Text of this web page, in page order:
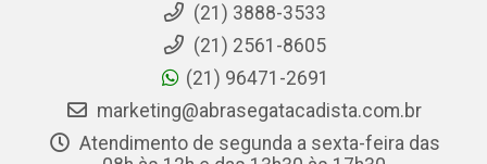
(21) 3888-3533
(21) 2561-8605
(21) 96471-2691
marketing@abrasegatacadista.com.br
Atendimento de segunda a sexta-feira das